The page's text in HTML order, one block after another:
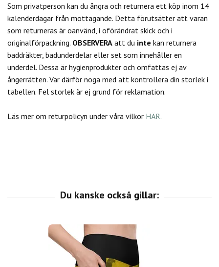
Som privatperson kan du ångra och returnera ett köp inom 14
kalenderdagar från mottagande. Detta förutsätter att varan
som returneras är oanvänd, i oförändrat skick och i
originalförpackning. OBSERVERA att du inte kan returnera
baddräkter, badunderdelar eller set som innehåller en
underdel. Dessa är hygienprodukter och omfattas ej av
ångerrätten. Var därför noga med att kontrollera din storlek i
tabellen. Fel storlek är ej grund för reklamation.
Läs mer om returpolicyn under våra vilkor HÄR.